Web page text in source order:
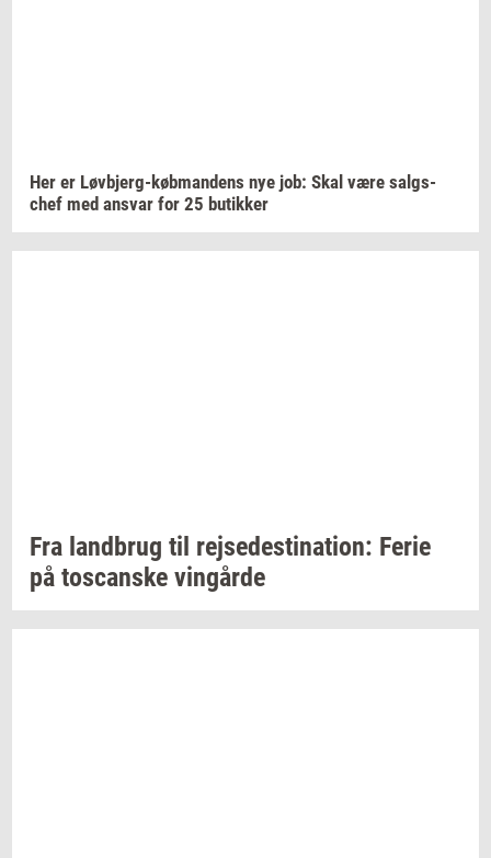
Her er Løvbjerg-​købmandens nye job: Skal være salgs­
chef med an­svar for 25 bu­tik­ker
Fra land­brug til rej­se­desti­na­tion: Ferie
på toscan­ske vin­går­de